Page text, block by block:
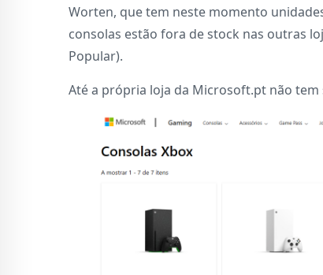
Worten, que tem neste momento
consolas estão fora de stock nas outras
Popular).
Até a própria loja da Microsoft.pt não